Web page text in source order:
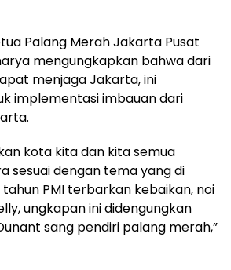
Palang Merah Jakarta Pusat
mengungkapkan bahwa dari
menjaga Jakarta, ini
implementasi imbauan dari
kota kita dan kita semua
sesuai dengan tema yang di
PMI terbarkan kebaikan, noi
ungkapan ini didengungkan
sang pendiri palang merah,”